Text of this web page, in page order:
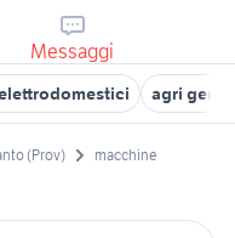
Messaggi
agri
(Prov) macchine